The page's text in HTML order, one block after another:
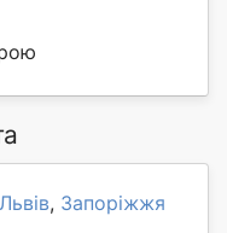
Львів, Запоріжжя